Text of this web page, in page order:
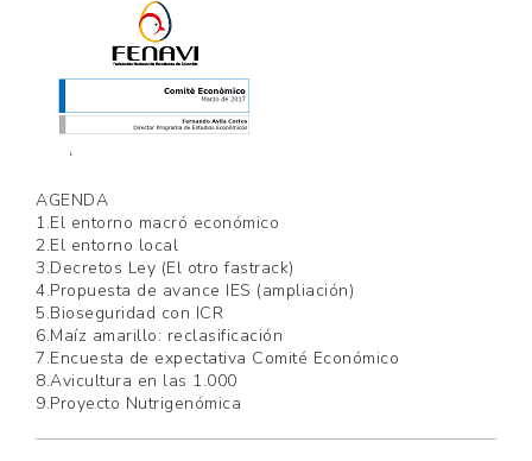
AGENDA
1.El entorno macró económico
2.El entorno local
3.Decretos Ley (El otro fastrack)
4.Propuesta de avance IES (ampliación)
5.Bioseguridad con ICR
6.Maíz amarillo: reclasificación
7.Encuesta de expectativa Comité Económico
8.Avicultura en las 1.000
9.Proyecto Nutrigenómica